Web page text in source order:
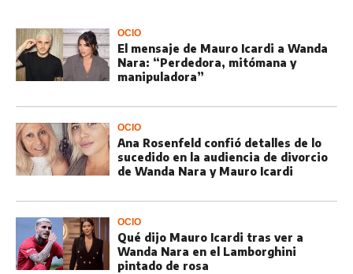
OCIO
El mensaje de Mauro Icardi a Wanda
Nara: “Perdedora, mitómana y
manipuladora”
OCIO
Ana Rosenfeld confió detalles de lo
sucedido en la audiencia de divorcio
de Wanda Nara y Mauro Icardi
OCIO
Qué dijo Mauro Icardi tras ver a
Wanda Nara en el Lamborghini
pintado de rosa